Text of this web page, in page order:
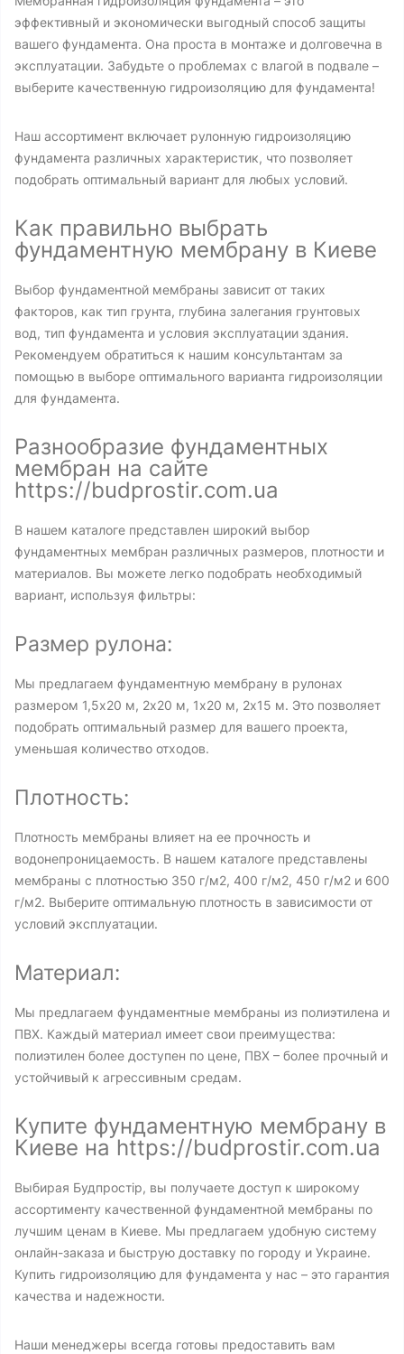
эффективный и экономически выгодный способ защиты
вашего фундамента. Она проста в монтаже и долговечна в
эксплуатации. Забудьте о проблемах с влагой в подвале –
выберите качественную гидроизоляцию для фундамента!
Наш ассортимент включает рулонную гидроизоляцию
фундамента различных характеристик, что позволяет
подобрать оптимальный вариант для любых условий.
Как правильно выбрать
фундаментную мембрану в Киеве
Выбор фундаментной мембраны зависит от таких
факторов, как тип грунта, глубина залегания грунтовых
вод, тип фундамента и условия эксплуатации здания.
Рекомендуем обратиться к нашим консультантам за
помощью в выборе оптимального варианта гидроизоляции
для фундамента.
Разнообразие фундаментных
мембран на сайте
https://budprostir.com.ua
В нашем каталоге представлен широкий выбор
фундаментных мембран различных размеров, плотности и
материалов. Вы можете легко подобрать необходимый
вариант, используя фильтры:
Размер рулона:
Мы предлагаем фундаментную мембрану в рулонах
размером 1,5x20 м, 2x20 м, 1x20 м, 2x15 м. Это позволяет
подобрать оптимальный размер для вашего проекта,
уменьшая количество отходов.
Плотность:
Плотность мембраны влияет на ее прочность и
водонепроницаемость. В нашем каталоге представлены
мембраны с плотностью 350 г/м2, 400 г/м2, 450 г/м2 и 600
г/м2. Выберите оптимальную плотность в зависимости от
условий эксплуатации.
Материал:
Мы предлагаем фундаментные мембраны из полиэтилена и
ПВХ. Каждый материал имеет свои преимущества:
полиэтилен более доступен по цене, ПВХ – более прочный и
устойчивый к агрессивным средам.
Купите фундаментную мембрану в
Киеве на https://budprostir.com.ua
Выбирая Будпростір, вы получаете доступ к широкому
ассортименту качественной фундаментной мембраны по
лучшим ценам в Киеве. Мы предлагаем удобную систему
онлайн-заказа и быструю доставку по городу и Украине.
Купить гидроизоляцию для фундамента у нас – это гарантия
качества и надежности.
Наши менеджеры всегда готовы предоставить вам